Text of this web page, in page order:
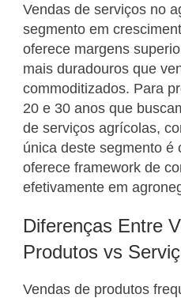
Vendas de serviços no
segmento em
oferece margens
mais duradouros que
commoditizados. Para
20 e 30 anos que
de serviços agrícolas,
única deste segmento é
oferece framework de
efetivamente em
Diferenças Entre
Produtos vs
Vendas de produtos